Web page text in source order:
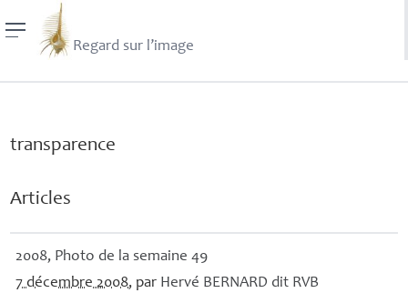
Regard sur l’image
transparence
Articles
2008, Photo de la semaine 49
7 décembre 2008, par Hervé BERNARD dit RVB